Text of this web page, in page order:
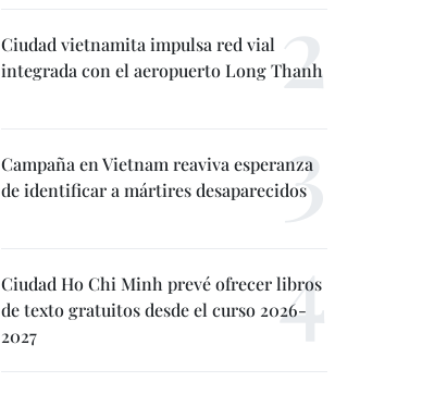
Ciudad vietnamita impulsa red vial
integrada con el aeropuerto Long Thanh
Campaña en Vietnam reaviva esperanza
de identificar a mártires desaparecidos
Ciudad Ho Chi Minh prevé ofrecer libros
de texto gratuitos desde el curso 2026-
2027